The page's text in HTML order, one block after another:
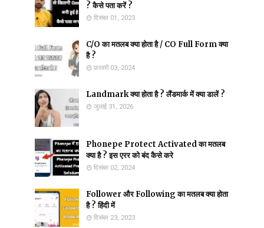
? कैसे पता करें ?
दिसंबर 01, 2023
C/O का मतलब क्या होता है / CO Full Form क्या
है ?
फ़रवरी 03, 2024
Landmark क्या होता है ? लैंडमार्क में क्या डालें ?
जुलाई 31, 2026
Phonepe Protect Activated का मतलब
क्या है ? इस एरर को बंद कैसे करे
दिसंबर 02, 2024
Follower और Following का मतलब क्या होता
है ? हिंदी में
दिसंबर 23, 2023